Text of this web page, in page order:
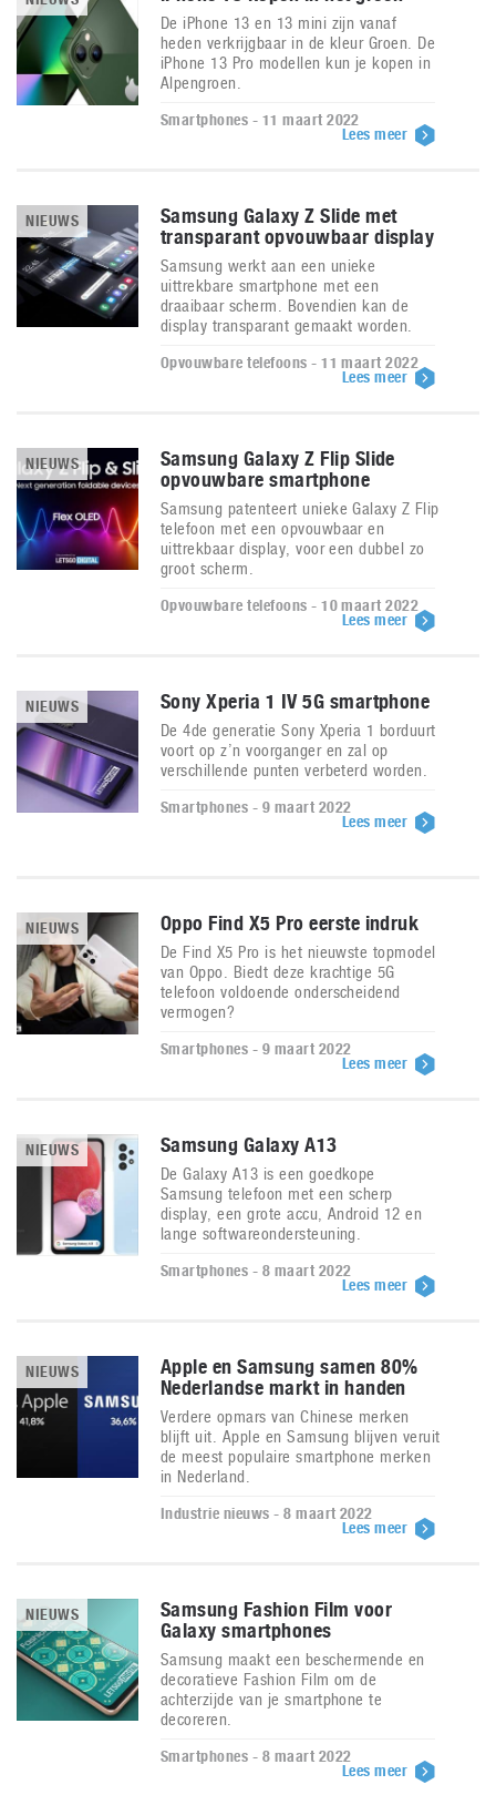
De iPhone 13 en 13 mini zijn vanaf
heden verkrijgbaar in de kleur Groen. De
iPhone 13 Pro modellen kun je kopen in
Alpengroen.
Smartphones - 11 maart 2022
Lees meer
NIEUWS
Samsung Galaxy Z Slide met
transparant opvouwbaar display
Samsung werkt aan een unieke
uittrekbare smartphone met een
draaibaar scherm. Bovendien kan de
display transparant gemaakt worden.
Opvouwbare telefoons - 11 maart 2022
Lees meer
NIEUWS
Samsung Galaxy Z Flip Slide
opvouwbare smartphone
Samsung patenteert unieke Galaxy Z Flip
telefoon met een opvouwbaar en
uittrekbaar display, voor een dubbel zo
groot scherm.
Opvouwbare telefoons - 10 maart 2022
Lees meer
NIEUWS Sony Xperia 1 IV 5G smartphone
De 4de generatie Sony Xperia 1 borduurt
voort op z’n voorganger en zal op
verschillende punten verbeterd worden.
Smartphones - 9 maart 2022
Lees meer
NIEUWS Oppo Find X5 Pro eerste indruk
De Find X5 Pro is het nieuwste topmodel
van Oppo. Biedt deze krachtige 5G
telefoon voldoende onderscheidend
vermogen?
Smartphones - 9 maart 2022
Lees meer
NIEUWS Samsung Galaxy A13
De Galaxy A13 is een goedkope
Samsung telefoon met een scherp
display, een grote accu, Android 12 en
lange softwareondersteuning.
Smartphones - 8 maart 2022
Lees meer
NIEUWS
Apple en Samsung samen 80%
Nederlandse markt in handen
Verdere opmars van Chinese merken
blijft uit. Apple en Samsung blijven veruit
de meest populaire smartphone merken
in Nederland.
Industrie nieuws - 8 maart 2022
Lees meer
NIEUWS
Samsung Fashion Film voor
Galaxy smartphones
Samsung maakt een beschermende en
decoratieve Fashion Film om de
achterzijde van je smartphone te
decoreren.
Smartphones - 8 maart 2022
Lees meer